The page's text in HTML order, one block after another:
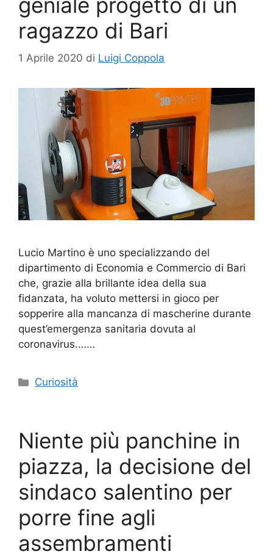
ragazzo di Bari
1 Aprile 2020 di Luigi Coppola
Lucio Martino è uno specializzando del
dipartimento di Economia e Commercio di Bari
che, grazie alla brillante idea della sua
fidanzata, ha voluto mettersi in gioco per
sopperire alla mancanza di mascherine durante
quest’emergenza sanitaria dovuta al
coronavirus.……
Categorie
Curiosità
Niente più panchine in
piazza, la decisione del
sindaco salentino per
porre fine agli
assembramenti